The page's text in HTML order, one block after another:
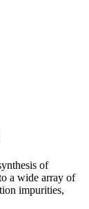
of
a wide array of
impurities,